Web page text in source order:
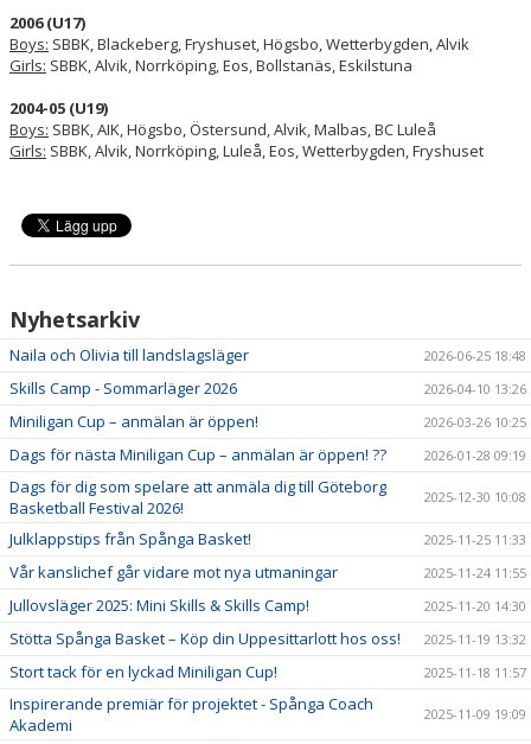
2006 (U17)
Boys: SBBK, Blackeberg, Fryshuset, Högsbo, Wetterbygden, Alvik
Girls: SBBK, Alvik, Norrköping, Eos, Bollstanäs, Eskilstuna
2004-05 (U19)
Boys: SBBK, AIK, Högsbo, Östersund, Alvik, Malbas, BC Luleå
Girls: SBBK, Alvik, Norrköping, Luleå, Eos, Wetterbygden, Fryshuset
Nyhetsarkiv
Naila och Olivia till landslagsläger 2026-06-25 18:48
Skills Camp - Sommarläger 2026 2026-04-10 13:26
Miniligan Cup – anmälan är öppen! 2026-03-26 10:25
Dags för nästa Miniligan Cup – anmälan är öppen! ?? 2026-01-28 09:19
Dags för dig som spelare att anmäla dig till Göteborg
Basketball Festival 2026!
2025-12-30 10:08
Julklappstips från Spånga Basket! 2025-11-25 11:33
Vår kanslichef går vidare mot nya utmaningar 2025-11-24 11:55
Jullovsläger 2025: Mini Skills & Skills Camp! 2025-11-20 14:30
Stötta Spånga Basket – Köp din Uppesittarlott hos oss! 2025-11-19 13:32
Stort tack för en lyckad Miniligan Cup! 2025-11-18 11:57
Inspirerande premiär för projektet - Spånga Coach
Akademi
2025-11-09 19:09